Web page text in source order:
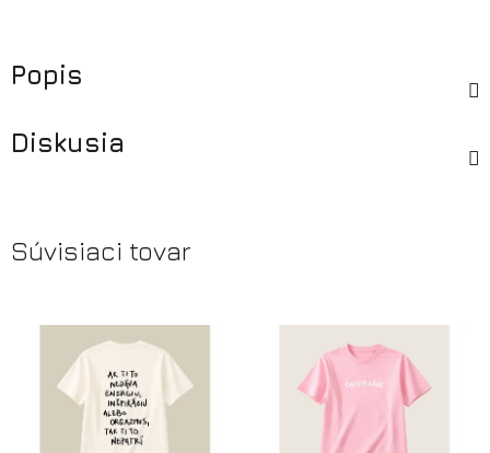
Popis
Diskusia
Súvisiaci tovar